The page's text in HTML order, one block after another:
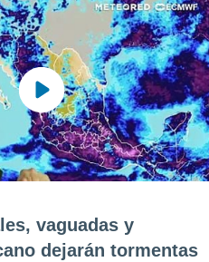
vaguadas y
dejarán tormentas